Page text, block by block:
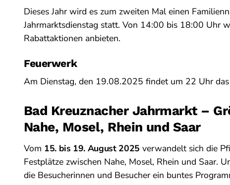
Dieses Jahr wird es zum zweiten Mal einen
Jahrmarktsdienstag statt. Von 14:00 bis 18:00 Uhr
Rabattaktionen anbieten.
Feuerwerk
Am Dienstag, den 19.08.2025 findet um 22 Uhr
Bad Kreuznacher Jahrmarkt –
Nahe, Mosel, Rhein und Saar
Vom 15. bis 19. August 2025 verwandelt sich die
Festplätze zwischen Nahe, Mosel, Rhein und Saar.
die Besucherinnen und Besucher ein buntes